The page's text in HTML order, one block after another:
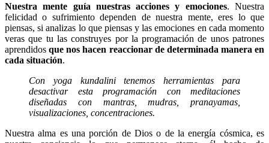
Nuestra mente guía nuestras acciones y emociones. Nuestra
felicidad o sufrimiento dependen de nuestra mente, eres lo que
piensas, si analizas lo que piensas y las emociones en cada momento
veras que tu las construyes por la programación de unos patrones
aprendidosque nos hacen reaccionar de determinada manera en
cada situación.
Con yoga kundalini tenemos herramientas para
desactivar esta programación con meditaciones
diseñadas con mantras, mudras, pranayamas,
visualizaciones, concentraciones.
Nuestra alma es una porción de Dios o de la energía cósmica, es